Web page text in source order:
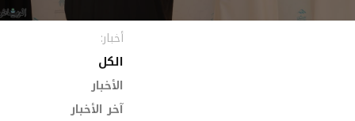
أخبار:
الكل
الأخبار
آخر الأخبار